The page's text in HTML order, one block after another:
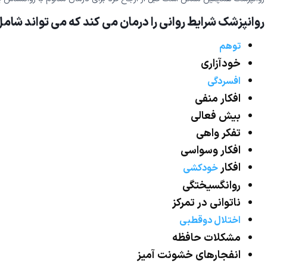
روانپزشک شرایط روانی را درمان می کند که می تواند
توهم
خودآزاری
افسردگی
افکار منفی
بیش فعالی
تفکر واهی
افکار وسواسی
افکارخودکشی
روانگسیختگی
ناتوانی در تمرکز
اختلال دوقطبی
مشکلات حافظه
انفجارهای خشونت آمیز